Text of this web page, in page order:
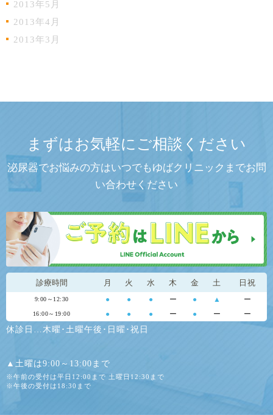
2013年5月
2013年4月
2013年3月
まずはお気軽にご相談ください
泌尿器でお悩みの方はいつでもゆばクリニックまでお問
い合わせください
診療時間 月 火 水 木 金 土 日祝
9:00～12:30 ● ● ● ー ● ▲ ー
16:00～19:00 ● ● ● ー ● ー ー
休診日…木曜･土曜午後･日曜･祝日
▲土曜は9:00～13:00まで
※午前の受付は平日12:00まで 土曜日12:30まで
※午後の受付は18:30まで